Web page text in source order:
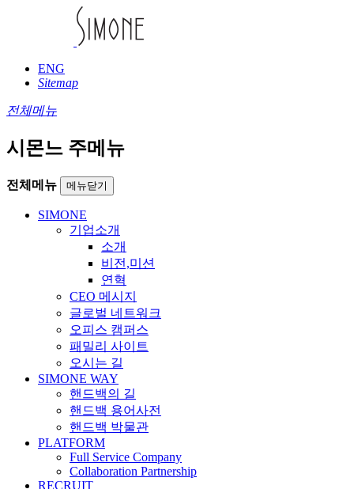
ENG
Sitemap
전체메뉴
시몬느 주메뉴
전체메뉴 메뉴닫기
SIMONE
기업소개
소개
비전,미션
연혁
CEO 메시지
글로벌 네트워크
오피스 캠퍼스
패밀리 사이트
오시는 길
SIMONE WAY
핸드백의 길
핸드백 용어사전
핸드백 박물관
PLATFORM
Full Service Company
Collaboration Partnership
RECRUIT